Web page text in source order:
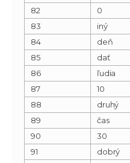
82
0
83
iný
84
deň
85
dať
86
ľudia
87
10
88
druhý
89
čas
90
30
91
dobrý